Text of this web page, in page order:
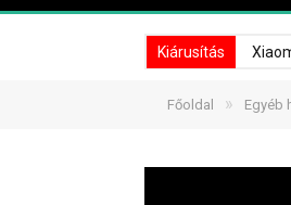
Kiárusítás
Főoldal » Egyéb